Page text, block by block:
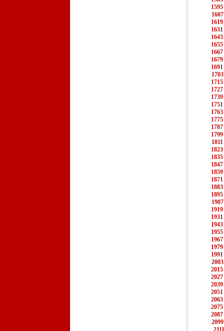
1595
1607
1619
1631
1643
1655
1667
1679
1691
1703
1715
1727
1739
1751
1763
1775
1787
1799
1811
1823
1835
1847
1859
1871
1883
1895
1907
1919
1931
1943
1955
1967
1979
1991
2003
2015
2027
2039
2051
2063
2075
2087
2099
2111